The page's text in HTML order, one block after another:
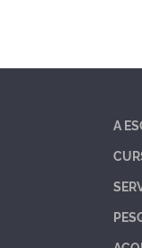
A